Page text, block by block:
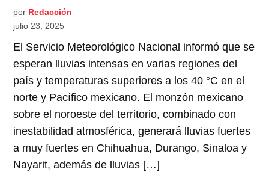
por Redacción
julio 23, 2025
El Servicio Meteorológico Nacional informó que se
esperan lluvias intensas en varias regiones del
país y temperaturas superiores a los 40 °C en el
norte y Pacífico mexicano. El monzón mexicano
sobre el noroeste del territorio, combinado con
inestabilidad atmosférica, generará lluvias fuertes
a muy fuertes en Chihuahua, Durango, Sinaloa y
Nayarit, además de lluvias […]